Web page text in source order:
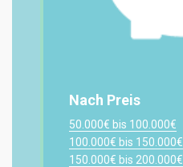
Nach Preis
50.000€ bis 100.000€
100.000€ bis 150.000€
150.000€ bis 200.000€